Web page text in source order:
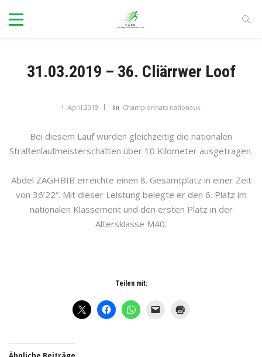
31.03.2019 – 36. Cliärrwer Loof
1. April 2019 In Championnats nationaux
Bei diesem Lauf wurden gleichzeitig die nationalen
Straßenlaufmeisterschaften über 10 Kilometer ausgetragen.
Abdel ZAGHBIB erreichte einen 8. Gesamtplatz in einer Zeit
von 36’22“. Mit dieser Leistung belegte er den 6. Platz im
nationalen Klassement und den ersten Platz in der
Altersklasse M40.
Teilen mit: